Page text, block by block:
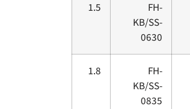
FH-
KB/SS-
0630
1.5
FH-
KB/SS-
0835
1.8